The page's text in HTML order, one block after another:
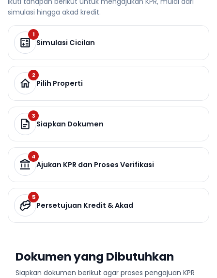
simulasi hingga akad kredit.
1
Simulasi Cicilan
2
Pilih Properti
3
Siapkan Dokumen
4
Ajukan KPR dan Proses Verifikasi
5
Persetujuan Kredit & Akad
Dokumen yang Dibutuhkan
Siapkan dokumen berikut agar proses pengajuan KPR